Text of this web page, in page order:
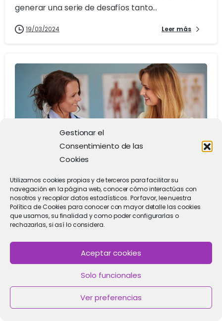
Gestionar el
Consentimiento de las
Cookies
Utilizamos cookies propias y de terceros para facilitar su
navegación en la página web, conocer cómo interactúas con
nosotros y recopilar datos estadísticos. Por favor, lee nuestra
Política de Cookies para conocer con mayor detalle las cookies
que usamos, su finalidad y como poder configurarlas o
rechazarlas, si así lo considera.
Aceptar cookies
Solo funcionales
Ver preferencias
generar una serie de desafíos tanto...
19/03/2024 Leer más
Blog sobre Salud Reproductiva Donación de óvulos
¿Cuántas veces se puede
donar óvulos en España?
¿Cuántas donaciones de óvulos son aceptables?
En el ámbito de la reproducción asistida, la
donación de óvulos desempeña un papel crucial
al ofrecer esperanza a muchas parejas que
enfrentan dificultades para concebir de forma